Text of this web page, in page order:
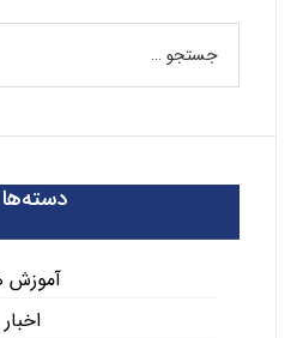
دسته‌ها
آموزش
اخبار